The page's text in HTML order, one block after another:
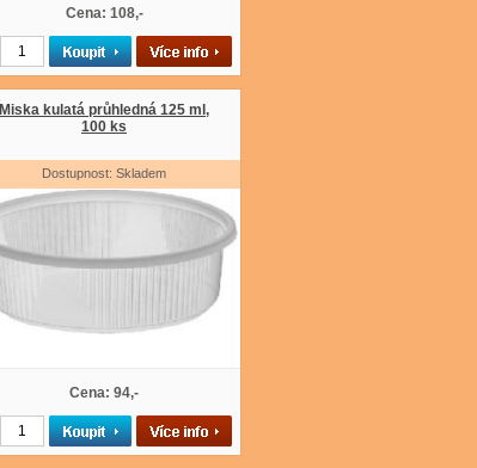
Cena: 108,-
Miska kulatá průhledná 125 ml,
100 ks
Dostupnost: Skladem
Cena: 94,-